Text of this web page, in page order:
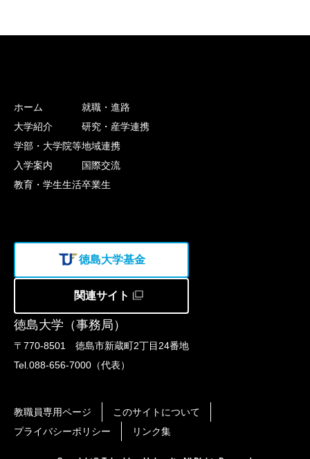
徳島大学（事務局）
〒770-8501 徳島市新蔵町2丁目24番地
Tel.088-656-7000（代表）
ホーム
大学紹介
学部・大学院等
入学案内
教育・学生生活
就職・進路
研究・産学連携
地域連携
国際交流
卒業生
徳島大学基金
関連サイト
教職員専用ページ
このサイトについて
プライバシーポリシー
リンク集